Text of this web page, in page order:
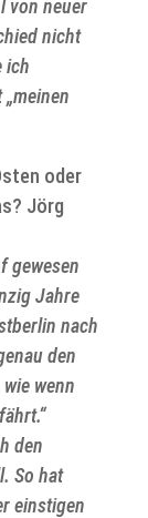
von neuer
nicht
ich
oder
Jörg
gewesen
Jahre
nach
den
wenn
den
So hat
einstigen